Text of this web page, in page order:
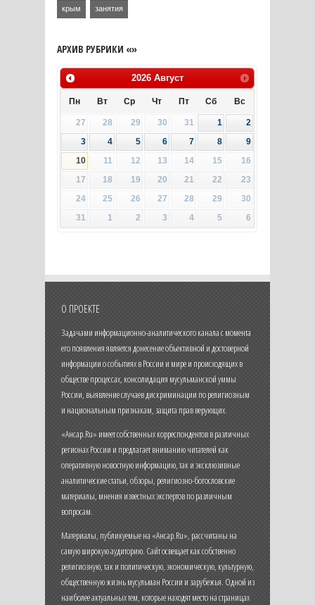
крым занятия
АРХИВ РУБРИКИ «»
2026 Август
Пн Вт Ср Чт Пт Сб Вс
27 28 29 30 31 1
2
3
4 5 6 7 8
9
10
11 12 13 14 15
16
17
18 19 20 21 22
23
24
25 26 27 28 29
30
31
1 2 3 4 5 6
О ПРОЕКТЕ
Задачами информационно-аналитического канала с момента
его появления является донесение объективной и достоверной
информации о событиях в России и мире и происходящих в
обществе процессах, консолидация мусульманской уммы
России, выявление случаев дискриминации по религиозным
и национальным признакам, защита прав верующих.
«Ансар.Ru» имеет собственных корреспондентов в различных
регионах России и предлагает вниманию читателей как
оперативную новостную информацию, так и эксклюзивные
аналитические статьи, обзоры, религиозно-богословские
материалы, мнения известных экспертов по различным
вопросам.
Материалы, публикуемые на «Ансар.Ru», рассчитаны на
самую широкую аудиторию. Сайт освещает как собственно
религиозную, так и политическую, экономическую, культурную,
общественную жизнь мусульман России и зарубежья. Одной из
наиболее актуальных тем, которые находят место на страницах